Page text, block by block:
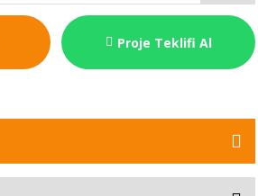
Proje Teklifi Al